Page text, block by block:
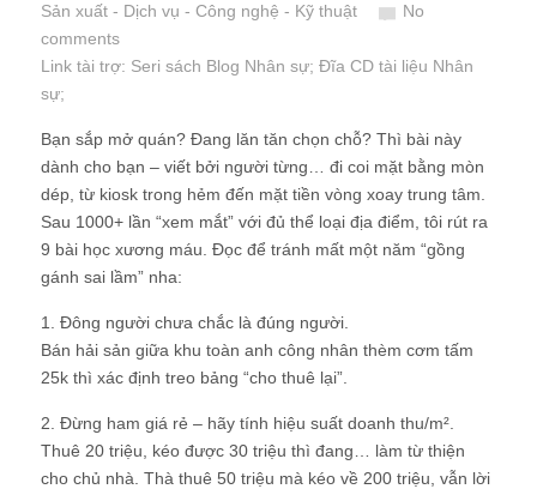
Sản xuất - Dịch vụ - Công nghệ - Kỹ thuật
No
comments
Link tài trợ: Seri sách Blog Nhân sự; Đĩa CD tài liệu Nhân
sự;
Bạn sắp mở quán? Đang lăn tăn chọn chỗ? Thì bài này
dành cho bạn – viết bởi người từng… đi coi mặt bằng mòn
dép, từ kiosk trong hẻm đến mặt tiền vòng xoay trung tâm.
Sau 1000+ lần “xem mắt” với đủ thể loại địa điểm, tôi rút ra
9 bài học xương máu. Đọc để tránh mất một năm “gồng
gánh sai lầm” nha:
1. Đông người chưa chắc là đúng người.
Bán hải sản giữa khu toàn anh công nhân thèm cơm tấm
25k thì xác định treo bảng “cho thuê lại”.
2. Đừng ham giá rẻ – hãy tính hiệu suất doanh thu/m².
Thuê 20 triệu, kéo được 30 triệu thì đang… làm từ thiện
cho chủ nhà. Thà thuê 50 triệu mà kéo về 200 triệu, vẫn lời